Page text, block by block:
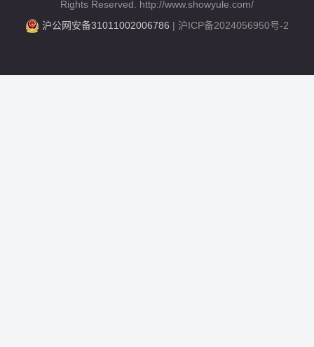
Rights Reserved. http://www.showyule.com/
沪公网安备31011002006786 | 沪ICP备2024056950号-2